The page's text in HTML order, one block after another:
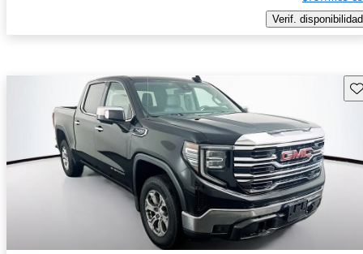
Verif. disponibilidad